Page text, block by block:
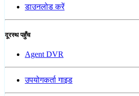
डाउनलोड करें
दूरस्थ पहुँच
Agent DVR
उपयोगकर्ता गाइड